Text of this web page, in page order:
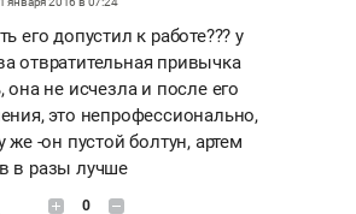
его допустил к работе??? у
отвратительная привычка
она не исчезла и после его
это непрофессионально,
же -он пустой болтун, артем
в разы лучше
0